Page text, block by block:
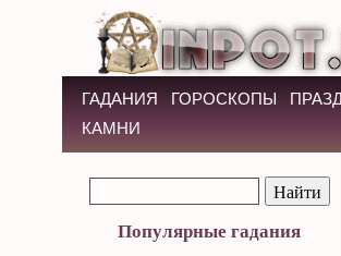
ГАДАНИЯ ГОРОСКОПЫ
КАМНИ
Популярные гадания